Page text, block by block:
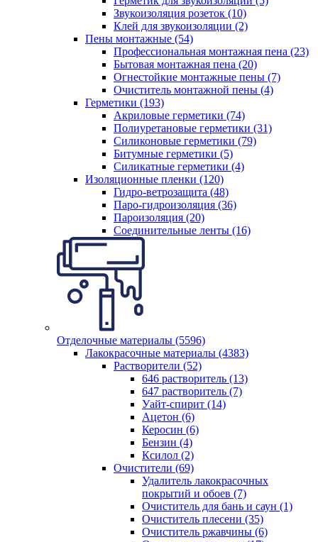
Звукоизоляция розеток (10)
Клей для звукоизоляции (2)
Пены монтажные (54)
Профессиональная монтажная пена (23)
Бытовая монтажная пена (20)
Огнестойкие монтажные пены (7)
Очиститель монтажной пены (4)
Герметики (193)
Акриловые герметики (74)
Полиуретановые герметики (31)
Силиконовые герметики (79)
Битумные герметики (5)
Силикатные герметики (4)
Изоляционные пленки (120)
Гидро-ветрозащита (48)
Паро-гидроизоляция (36)
Пароизоляция (20)
Соединительные ленты (16)
Отделочные материалы (5596)
Лакокрасочные материалы (4383)
Растворители (52)
646 растворитель (13)
647 растворитель (7)
Уайт-спирит (14)
Ацетон (6)
Керосин (6)
Бензин (4)
Ксилол (2)
Очистители (69)
Удалитель лакокрасочных
покрытий и обоев (7)
Очиститель для бань и саун (1)
Очиститель плесени (35)
Очиститель ржавчины (6)